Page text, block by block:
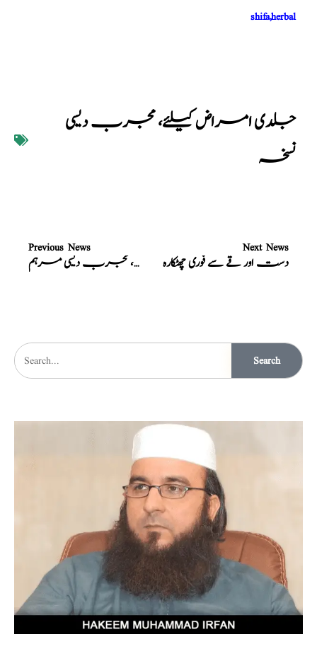
shifa,herbal
جلدی امراض کیلئے، مجرب دیسی
نسخہ
Previous News
جلے ہوئے زخموں کیلئے، مجرب دیسی مرہم
Next News
دست اور قے سے فوری چھٹکارہ
Search